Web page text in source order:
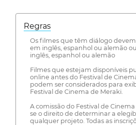
Regras
Os filmes que têm diálogo
em inglês, espanhol ou alemão
inglês, espanhol ou alemão
Filmes que estejam disponíveis
online antes do Festival de
podem ser considerados para
Festival de Cinema de Meraki.
A comissão do Festival de
se o direito de determinar a
qualquer projeto. Todas as